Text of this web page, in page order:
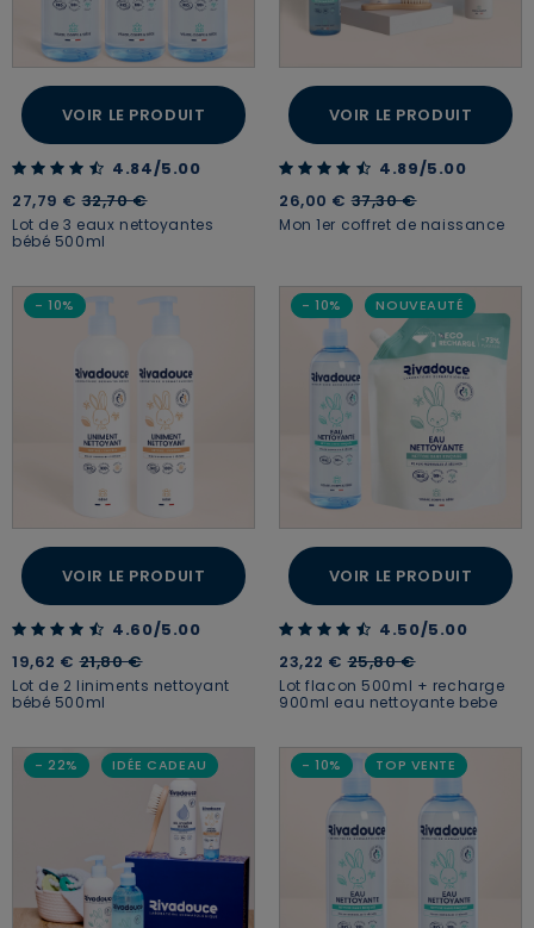
VOIR LE PRODUIT
4.84 out of 5 Customer Rating
4.84/5.00
27,79 €Price reduced from
32,70 €to
Lot de 3 eaux nettoyantes
bébé 500ml
VOIR LE PRODUIT
4.89 out of 5 Customer Rating
4.89/5.00
26,00 €Price reduced from
37,30 €to
Mon 1er coffret de naissance
- 10%
VOIR LE PRODUIT
4.60 out of 5 Customer Rating
4.60/5.00
19,62 €Price reduced from
21,80 €to
Lot de 2 liniments nettoyant
bébé 500ml
- 10% NOUVEAUTÉ
VOIR LE PRODUIT
4.50 out of 5 Customer Rating
4.50/5.00
23,22 €Price reduced from
25,80 €to
Lot flacon 500ml + recharge
900ml eau nettoyante bebe
- 22% IDÉE CADEAU - 10% TOP VENTE